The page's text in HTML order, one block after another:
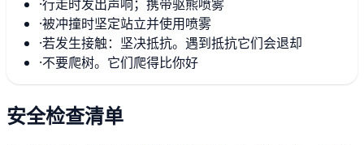
·行走时发出声响；携带驱熊喷雾
·被冲撞时坚定站立并使用喷雾
·若发生接触：坚决抵抗。遇到抵抗它们会退却
·不要爬树。它们爬得比你好
安全检查清单